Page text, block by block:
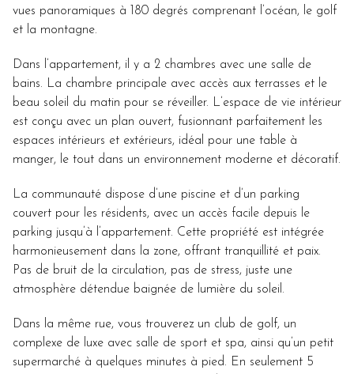
vues panoramiques à 180 degrés comprenant l’océan, le golf
et la montagne.
Dans l’appartement, il y a 2 chambres avec une salle de
bains. La chambre principale avec accès aux terrasses et le
beau soleil du matin pour se réveiller. L’espace de vie intérieur
est conçu avec un plan ouvert, fusionnant parfaitement les
espaces intérieurs et extérieurs, idéal pour une table à
manger, le tout dans un environnement moderne et décoratif.
La communauté dispose d’une piscine et d’un parking
couvert pour les résidents, avec un accès facile depuis le
parking jusqu’à l’appartement. Cette propriété est intégrée
harmonieusement dans la zone, offrant tranquillité et paix.
Pas de bruit de la circulation, pas de stress, juste une
atmosphère détendue baignée de lumière du soleil.
Dans la même rue, vous trouverez un club de golf, un
complexe de luxe avec salle de sport et spa, ainsi qu’un petit
supermarché à quelques minutes à pied. En seulement 5